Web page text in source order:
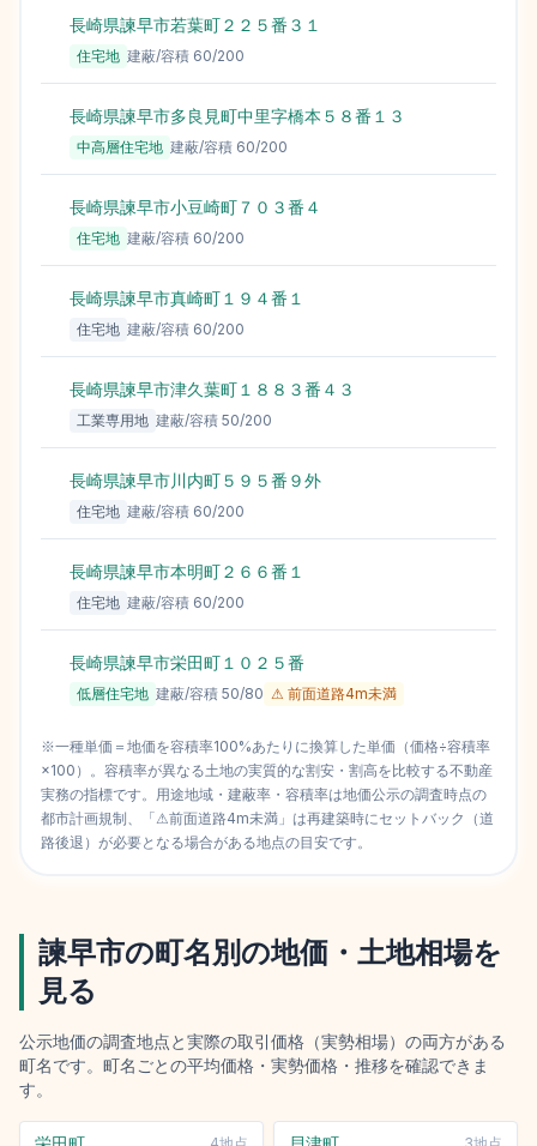
長崎県諫早市若葉町２２５番３１
住宅地 建蔽/容積 60/200
長崎県諫早市多良見町中里字橋本５８番１３
中高層住宅地 建蔽/容積 60/200
長崎県諫早市小豆崎町７０３番４
住宅地 建蔽/容積 60/200
長崎県諫早市真崎町１９４番１
住宅地 建蔽/容積 60/200
長崎県諫早市津久葉町１８８３番４３
工業専用地 建蔽/容積 50/200
長崎県諫早市川内町５９５番９外
住宅地 建蔽/容積 60/200
長崎県諫早市本明町２６６番１
住宅地 建蔽/容積 60/200
長崎県諫早市栄田町１０２５番
低層住宅地 建蔽/容積 50/80 ⚠ 前面道路4m未満
※一種単価＝地価を容積率100%あたりに換算した単価（価格÷容積率
×100）。容積率が異なる土地の実質的な割安・割高を比較する不動産
実務の指標です。用途地域・建蔽率・容積率は地価公示の調査時点の
都市計画規制、「⚠前面道路4m未満」は再建築時にセットバック（道
路後退）が必要となる場合がある地点の目安です。
諫早市の町名別の地価・土地相場を
見る
公示地価の調査地点と実際の取引価格（実勢相場）の両方がある
町名です。町名ごとの平均価格・実勢価格・推移を確認できま
す。